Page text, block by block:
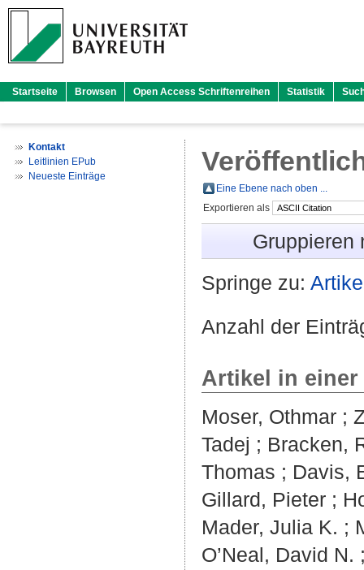
Startseite Browsen Open Access Schriftenreihen Statistik
Kontakt
Leitlinien EPub
Neueste Einträge
Eine Ebene nach oben ...
Exportieren als
Gruppieren
Springe zu:
Anzahl der
Artikel in
Moser, Othmar ;
Tadej ; Bracken,
Thomas ; Davis,
Gillard, Pieter ;
Mader, Julia K. ;
O’Neal, David N.